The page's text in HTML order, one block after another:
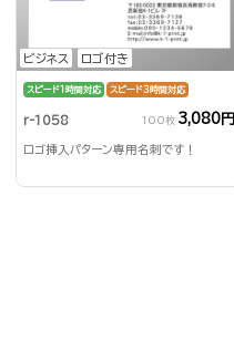
ビジネス ロゴ付き
スピード1時間対応 スピード3時間対応
r-1058 100枚 3,080円
ロゴ挿入パターン専用名刺です！